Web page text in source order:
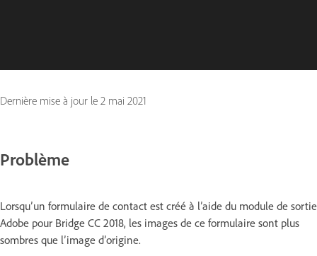
Dernière mise à jour le 2 mai 2021
Problème
Lorsqu’un formulaire de contact est créé à l’aide du module de sortie
Adobe pour Bridge CC 2018, les images de ce formulaire sont plus
sombres que l’image d’origine.